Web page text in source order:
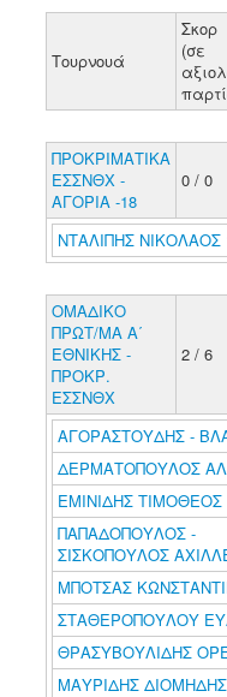
Τουρνουά
Σκορ
(σε
ΠΡΟΚΡΙΜΑΤΙΚΑ
ΕΣΣΝΘΧ -
ΑΓΟΡΙΑ -18
0 / 0
ΝΤΑΛΙΠΗΣ ΝΙΚΟΛΑΟΣ
ΟΜΑΔΙΚΟ
ΠΡΩΤ/ΜΑ Α΄
ΕΘΝΙΚΗΣ -
ΠΡΟΚΡ.
ΕΣΣΝΘΧ
2 / 6
ΑΓΟΡΑΣΤΟΥΔΗΣ -
ΔΕΡΜΑΤΟΠΟΥΛΟΣ
ΕΜΙΝΙΔΗΣ ΤΙΜΟΘΕΟΣ
ΠΑΠΑΔΟΠΟΥΛΟΣ -
ΣΙΣΚΟΠΟΥΛΟΣ
ΜΠΟΤΣΑΣ
ΣΤΑΘΕΡΟΠΟΥΛΟΥ
ΘΡΑΣΥΒΟΥΛΙΔΗΣ
ΜΑΥΡΙΔΗΣ ΔΙΟΜΗΔΗΣ